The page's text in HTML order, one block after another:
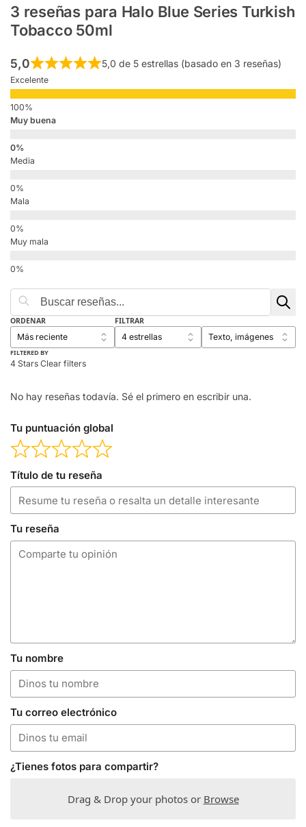
3 reseñas para Halo Blue Series Turkish
Tobacco 50ml
5,0 5,0 de 5 estrellas (basado en 3 reseñas)
Excelente
Muy buena
Media
Mala
Muy mala
ORDENAR FILTRAR
FILTERED BY
4 Stars Clear filters
No hay reseñas todavía. Sé el primero en escribir una.
Tu puntuación global
Título de tu reseña
Tu reseña
Tu nombre
Tu correo electrónico
¿Tienes fotos para compartir?
Drag & Drop your photos or Browse